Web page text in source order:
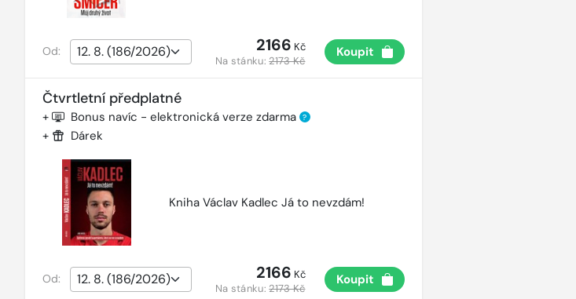
Od: 2166 Kč
Na stánku:2173 Kč
Koupit
Čtvrtletní předplatné
+ Bonus navíc - elektronická verze zdarma ?
+ Dárek
Kniha Václav Kadlec Já to nevzdám!
Od: 2166 Kč
Na stánku:2173 Kč
Koupit